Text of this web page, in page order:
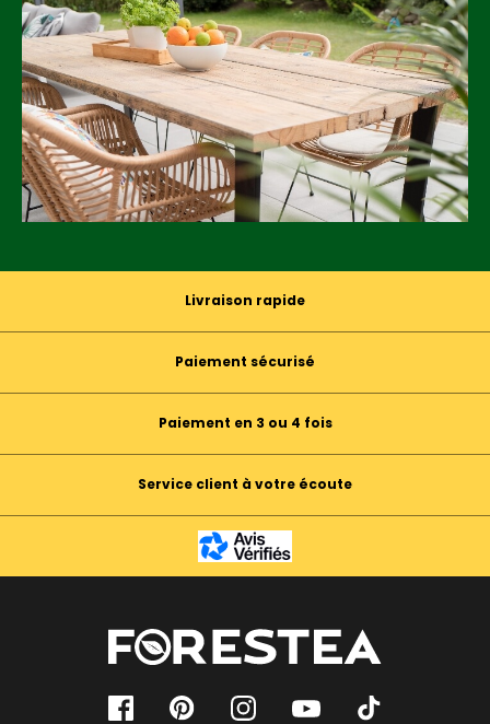
Livraison rapide
Paiement sécurisé
Paiement en 3 ou 4 fois
Service client à votre écoute